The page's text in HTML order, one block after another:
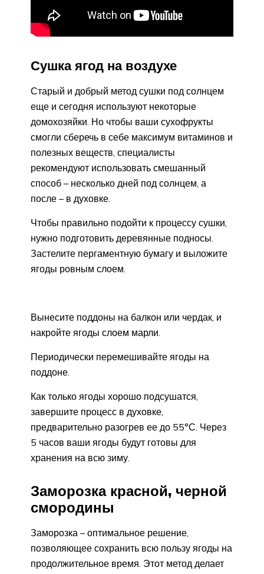
Сушка ягод на воздухе
Старый и добрый метод сушки под солнцем
еще и сегодня используют некоторые
домохозяйки. Но чтобы ваши сухофрукты
смогли сберечь в себе максимум витаминов и
полезных веществ, специалисты
рекомендуют использовать смешанный
способ – несколько дней под солнцем, а
после – в духовке.
Чтобы правильно подойти к процессу сушки,
нужно подготовить деревянные подносы.
Застелите пергаментную бумагу и выложите
ягоды ровным слоем.
Вынесите поддоны на балкон или чердак, и
накройте ягоды слоем марли.
Периодически перемешивайте ягоды на
поддоне.
Как только ягоды хорошо подсушатся,
завершите процесс в духовке,
предварительно разогрев ее до 55°С. Через
5 часов ваши ягоды будут готовы для
хранения на всю зиму.
Заморозка красной, черной
смородины
Заморозка – оптимальное решение,
позволяющее сохранить всю пользу ягоды на
продолжительное время. Этот метод делает